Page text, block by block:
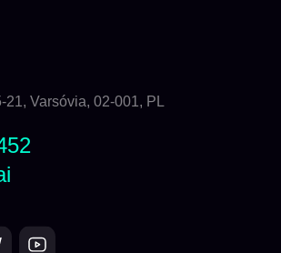
21, Varsóvia, 02-001, PL